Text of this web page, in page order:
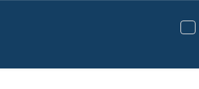
切
航